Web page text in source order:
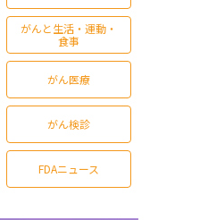
がんと生活・運動・
食事
がん医療
がん検診
FDAニュース